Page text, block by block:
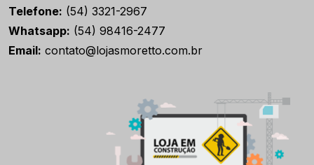
Telefone: (54) 3321-2967
Whatsapp: (54) 98416-2477
Email: contato@lojasmoretto.com.br